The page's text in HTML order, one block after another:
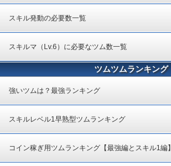
スキル発動の必要数一覧
スキルマ（Lv.6）に必要なツム数一覧
ツムツムランキング
強いツムは？最強ランキング
スキルレベル1早熟型ツムランキング
コイン稼ぎ用ツムランキング【最強編とスキル1編】